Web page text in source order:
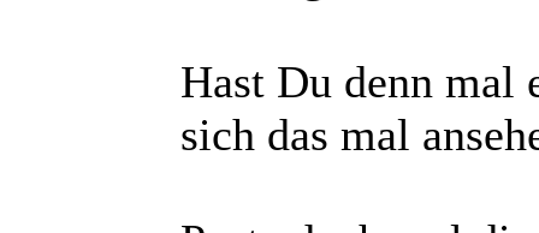
Hast Du denn
sich das mal